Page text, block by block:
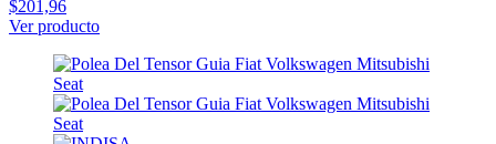
$201,96
Ver producto